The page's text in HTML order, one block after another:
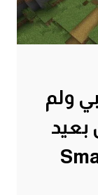
ولم
بعيد